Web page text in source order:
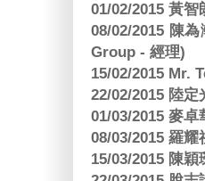
01/02/2015 黃
08/02/2015 陳
Group - 經理)
15/02/2015 Mr.
22/02/2015 陸
01/03/2015 麥
08/03/2015 羅
15/03/2015 陳